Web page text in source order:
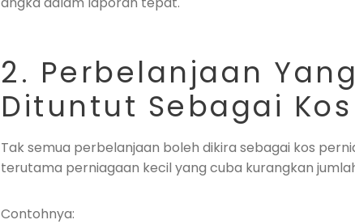
2. Perbelanjaan
Dituntut Sebagai Kos
Tak semua perbelanjaan boleh dikira sebagai kos
terutama perniagaan kecil yang cuba kurangkan
Contohnya: